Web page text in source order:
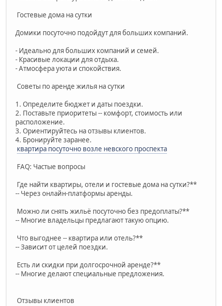
Гостевые дома на сутки
Домики посуточно подойдут для больших компаний.
- Идеально для больших компаний и семей.
- Красивые локации для отдыха.
- Атмосфера уюта и спокойствия.
Советы по аренде жилья на сутки
1. Определите бюджет и даты поездки.
2. Поставьте приоритеты -- комфорт, стоимость или
расположение.
3. Ориентируйтесь на отзывы клиентов.
4. Бронируйте заранее.
квартира посуточно возле невского проспекта
FAQ: Частые вопросы
Где найти квартиры, отели и гостевые дома на сутки?**
-- Через онлайн-платформы аренды.
Можно ли снять жильё посуточно без предоплаты?**
-- Многие владельцы предлагают такую опцию.
Что выгоднее -- квартира или отель?**
-- Зависит от целей поездки.
Есть ли скидки при долгосрочной аренде?**
-- Многие делают специальные предложения.
Отзывы клиентов